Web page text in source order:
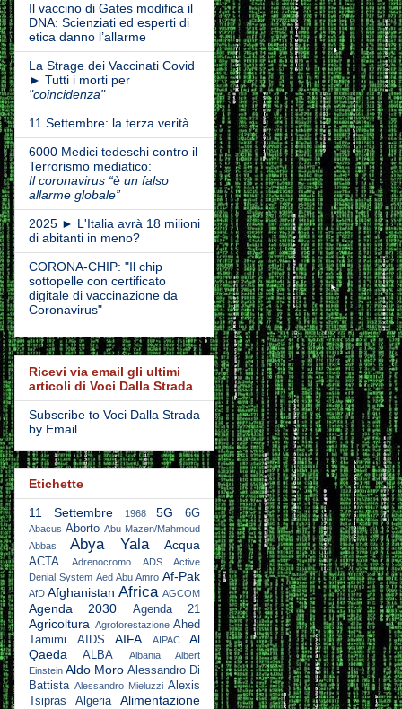
Il vaccino di Gates modifica il
DNA: Scienziati ed esperti di
etica danno l’allarme
La Strage dei Vaccinati Covid
► Tutti i morti per
"coincidenza"
11 Settembre: la terza verità
6000 Medici tedeschi contro il
Terrorismo mediatico:
Il coronavirus “è un falso
allarme globale”
2025 ► L'Italia avrà 18 milioni
di abitanti in meno?
CORONA-CHIP: "Il chip
sottopelle con certificato
digitale di vaccinazione da
Coronavirus"
Ricevi via email gli ultimi
articoli di Voci Dalla Strada
Subscribe to Voci Dalla Strada
by Email
Etichette
11 Settembre
1968 5G 6G
Abacus Aborto Abu Mazen/Mahmoud
Abbas
Abya Yala Acqua
ACTA Adrenocromo
ADS Active
Denial System Aed Abu Amro Af-Pak
AfD Afghanistan Africa AGCOM
Agenda 2030 Agenda 21
Agricoltura Agroforestazione Ahed
Tamimi
AIDS AIFA AIPAC
Al
Qaeda
ALBA Albania
Albert
Einstein Aldo Moro Alessandro Di
Battista Alessandro Mieluzzi Alexis
Tsipras
Algeria Alimentazione